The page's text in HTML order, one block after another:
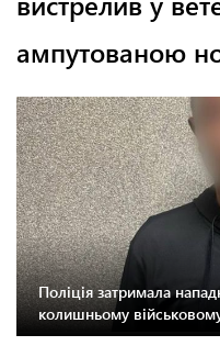
ампутованою
Поліція затримала
колишньому